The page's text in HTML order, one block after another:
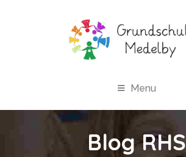
Menu
Blog RHS